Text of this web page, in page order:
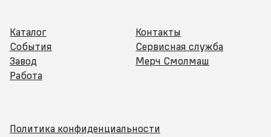
Каталог
События
Завод
Работа
Контакты
Сервисная служба
Мерч Смолмаш
Политика конфиденциальности